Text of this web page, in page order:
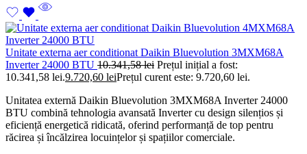
Unitate externa aer conditionat Daikin Bluevolution 3MXM68A
Inverter 24000 BTU 10.341,58lei Prețul inițial a fost:
10.341,58 lei.9.720,60 leiPrețul curent este: 9.720,60 lei.
Unitatea externă Daikin Bluevolution 3MXM68A Inverter 24000
BTU combină tehnologia avansată Inverter cu design silențios și
eficiență energetică ridicată, oferind performanță de top pentru
răcirea și încălzirea locuințelor și spațiilor comerciale.